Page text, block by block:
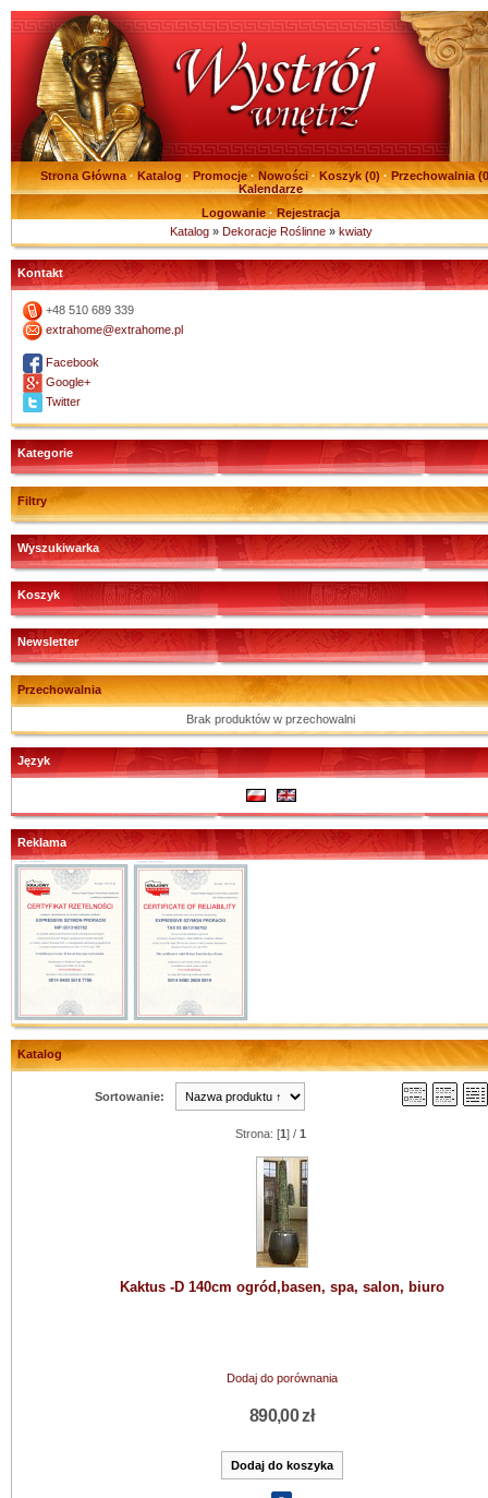
Strona Główna· Katalog· Promocje·Nowości·Koszyk (0) · Przechowalnia (0
Kalendarze
Logowanie· Rejestracja
Katalog » Dekoracje Roślinne » kwiaty
Kontakt
+48 510 689 339
extrahome@extrahome.pl
Facebook
Google+
Twitter
Kategorie
Filtry
Wyszukiwarka
Koszyk
Newsletter
Przechowalnia
Brak produktów w przechowalni
Język
Reklama
Katalog
Sortowanie:
Strona: [1] / 1
Kaktus -D 140cm ogród,basen, spa, salon, biuro
Dodaj do porównania
890,00 zł